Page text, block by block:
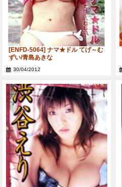
[ENFD-5064] ナマ★ドル てげ～む
ずい/青島あきな
30/04/2012